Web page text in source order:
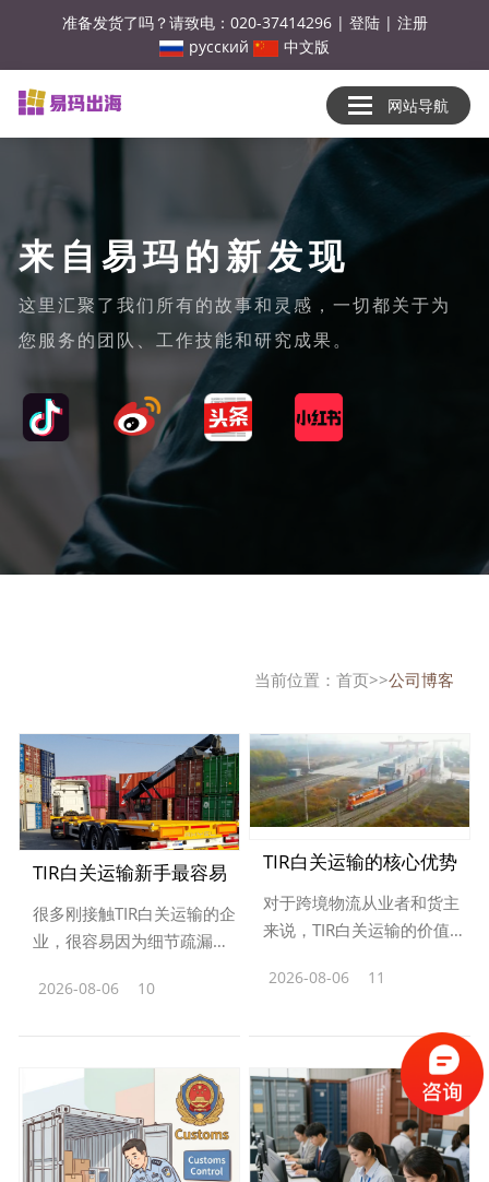
准备发货了吗？请致电：020-37414296| 登陆| 注册
русский
中文版
网站导航
来自易玛的新发现
这里汇聚了我们所有的故事和灵感，一切都关于为
您服务的团队、工作技能和研究成果。
当前位置： 首页>>公司博客
TIR白关运输新手最容易
踩的几个误区
很多刚接触TIR白关运输的企
业，很容易因为细节疏漏导
避坑点必须提前注意：第一
修车辆，也必···
2026-08-06 10
TIR白关运输的核心优势
与适用场景
对于跨境物流从业者和货主
来说，TIR白关运输的价值远
从多个维度降低跨境物流的
大幅压缩：传统中欧公路运
输全程需要···
2026-08-06 11